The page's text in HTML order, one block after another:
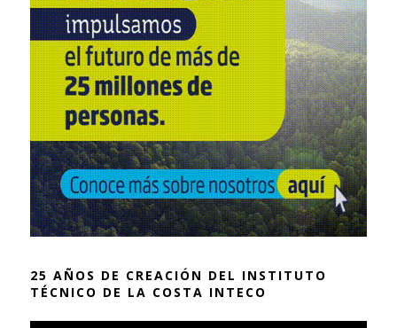
25 AÑOS DE CREACIÓN DEL INSTITUTO
TÉCNICO DE LA COSTA INTECO